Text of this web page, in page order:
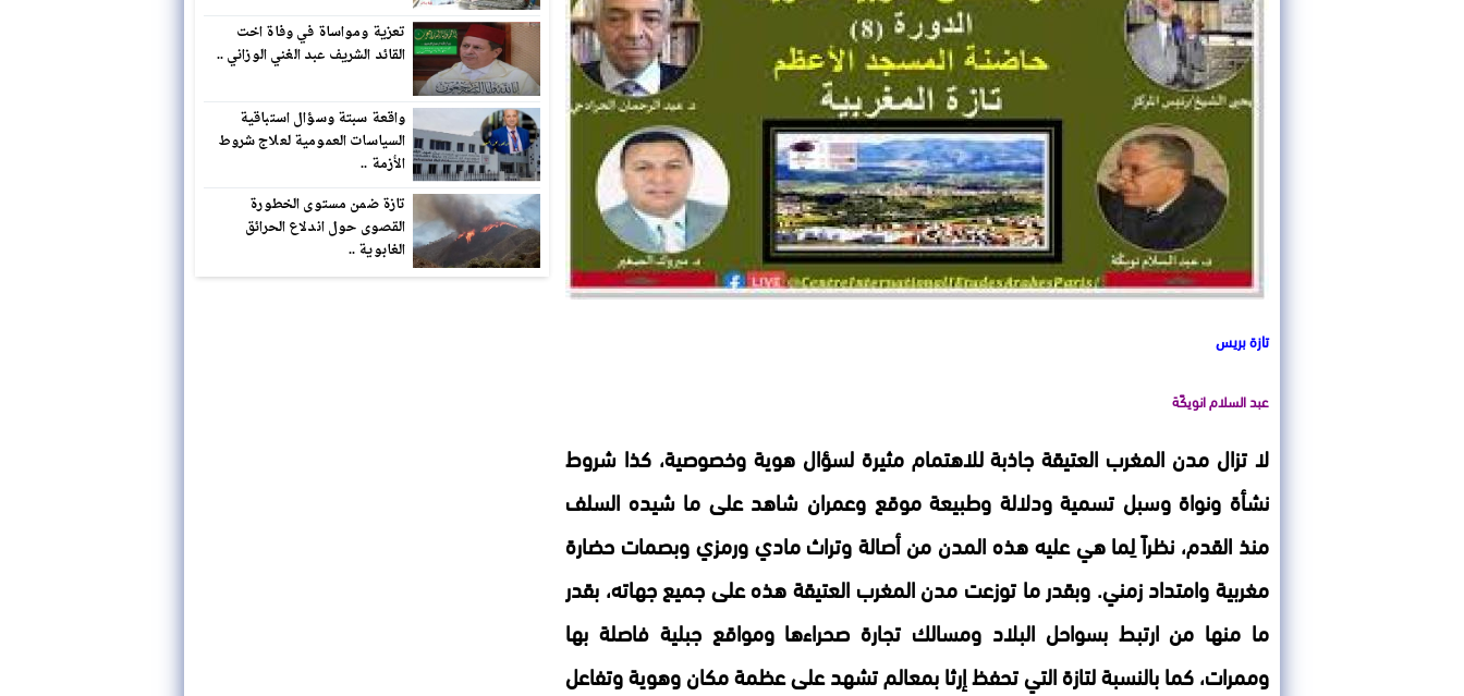
تازة بريس
عبد السلام انويكًة
لا تزال مدن المغرب العتيقة جاذبة للاهتمام مثيرة لسؤال هوية وخصوصية، كذا شروط
نشأة ونواة وسبل تسمية ودلالة وطبيعة موقع وعمران شاهد على ما شيده السلف
منذ القدم، نظراً لِما هي عليه هذه المدن من أصالة وتراث مادي ورمزي وبصمات حضارة
مغربية وامتداد زمني. وبقدر ما توزعت مدن المغرب العتيقة هذه على جميع جهاته، بقدر
ما منها من ارتبط بسواحل البلاد ومسالك تجارة صحراءها ومواقع جبلية فاصلة بها
وممرات، كما بالنسبة لتازة التي تحفظ إرثا بمعالم تشهد على عظمة مكان وهوية وتفاعل
تعزية ومواساة في وفاة اخت
القائد الشريف عبد الغني الوزاني ..
واقعة سبتة وسؤال استباقية
السياسات العمومية لعلاج شروط
الأزمة ..
تازة ضمن مستوى الخطورة
القصوى حول اندلاع الحرائق
الغابوية ..